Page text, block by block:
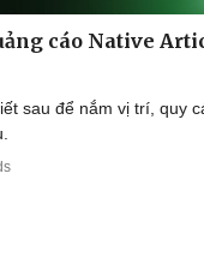
cáo Native
sau để nắm vị trí, quy